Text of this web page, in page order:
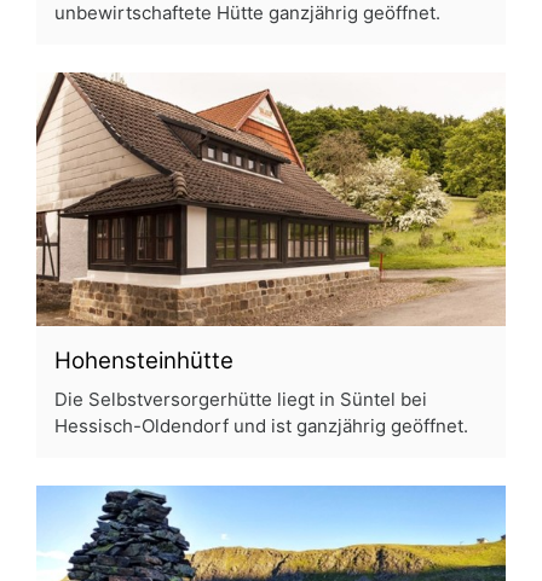
unbewirtschaftete Hütte ganzjährig geöffnet.
Hohensteinhütte
Die Selbstversorgerhütte liegt in Süntel bei
Hessisch-Oldendorf und ist ganzjährig geöffnet.